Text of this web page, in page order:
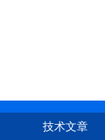
技术文章